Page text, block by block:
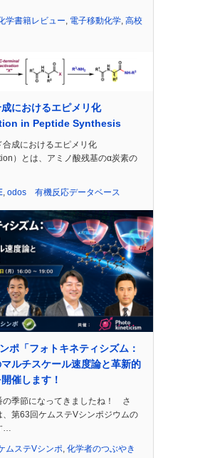
学書籍レビュー 電子移動化学 高校
におけるエピメリ化
in Peptide Synthesis
合成におけるエピメリ化
）とは、アミノ酸残基のα炭素の
odos 有機反応データベース
ポ「フォトキネティシズム：
ルチスケール速度論と革新的
催します！
の季節になってきましたね！ さ
、第63回ケムステVシンポジウムの
…
ムステVシンポ, 化学者のつぶやき